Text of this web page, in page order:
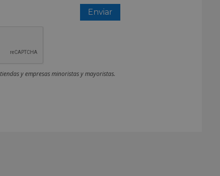
y empresas minoristas y mayoristas.